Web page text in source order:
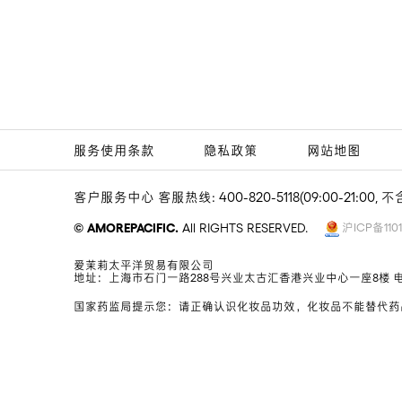
服务使用条款 隐私政策 网站地图
客户服务中心 客服热线: 400-820-5118(09:00-21:00, 不
© AMOREPACIFIC. All RIGHTS RESERVED. 沪ICP备
爱茉莉太平洋贸易有限公司
地址：上海市石门一路288号兴业太古汇香港兴业中心一座8楼
国家药监局提示您：请正确认识化妆品功效，化妆品不能替代药